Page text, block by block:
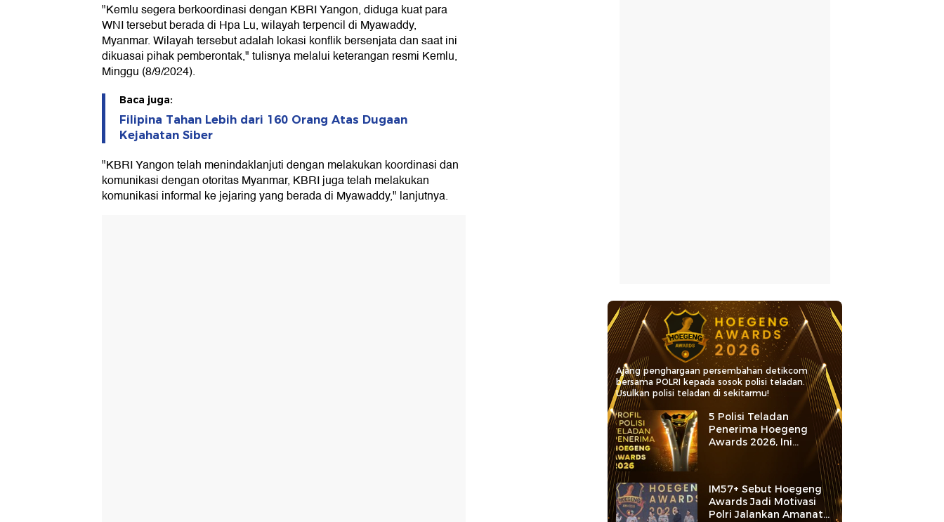
"Kemlu segera berkoordinasi dengan KBRI Yangon, diduga kuat para
WNI tersebut berada di Hpa Lu, wilayah terpencil di Myawaddy,
Myanmar. Wilayah tersebut adalah lokasi konflik bersenjata dan saat ini
dikuasai pihak pemberontak," tulisnya melalui keterangan resmi Kemlu,
Minggu (8/9/2024).
Baca juga:
Filipina Tahan Lebih dari 160 Orang Atas Dugaan
Kejahatan Siber
"KBRI Yangon telah menindaklanjuti dengan melakukan koordinasi dan
komunikasi dengan otoritas Myanmar, KBRI juga telah melakukan
komunikasi informal ke jejaring yang berada di Myawaddy," lanjutnya.
Ajang penghargaan persembahan detikcom
bersama POLRI kepada sosok polisi teladan.
Usulkan polisi teladan di sekitarmu!
5 Polisi Teladan
Penerima Hoegeng
Awards 2026, Ini
Kategori dan Kiprahnya
IM57+ Sebut Hoegeng
Awards Jadi Motivasi
Polri Jalankan Amanat